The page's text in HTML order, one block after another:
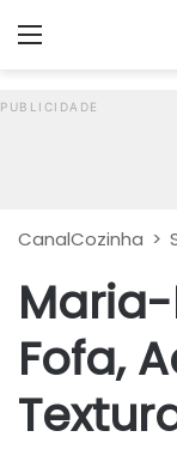
Menu
CanalCozinha >
Fofa,